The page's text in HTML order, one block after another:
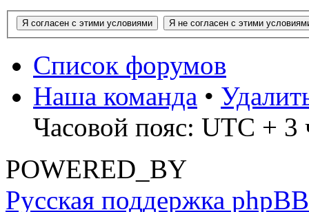
Список форумов
Наша команда •
Часовой пояс: UTC + 3
POWERED_BY
Русская поддержка phpBB